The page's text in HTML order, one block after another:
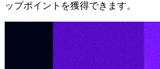
ップポイントを獲得できます。